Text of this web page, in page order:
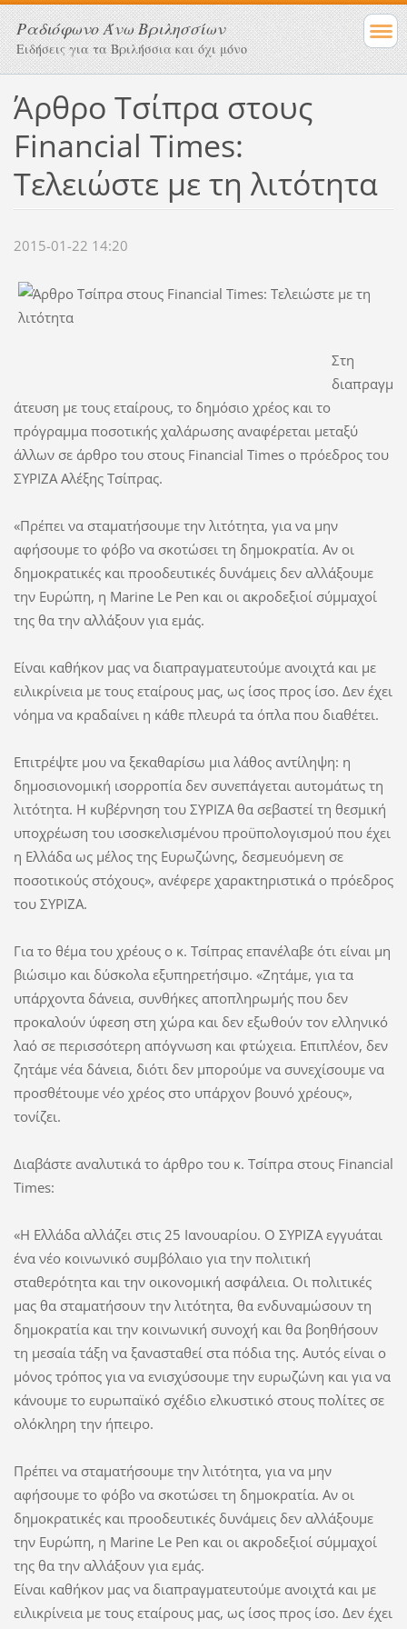
Ραδιόφωνο Άνω Βριλησσίων
Ειδήσεις για τα Βριλήσσια και όχι μόνο
Άρθρο Τσίπρα στους
Financial Times:
Τελειώστε με τη λιτότητα
2015-01-22 14:20
Στη
διαπραγμ
άτευση με τους εταίρους, το δημόσιο χρέος και το
πρόγραμμα ποσοτικής χαλάρωσης αναφέρεται μεταξύ
άλλων σε άρθρο του στους Financial Times ο πρόεδρος του
ΣΥΡΙΖΑ Αλέξης Τσίπρας.
«Πρέπει να σταματήσουμε την λιτότητα, για να μην
αφήσουμε το φόβο να σκοτώσει τη δημοκρατία. Αν οι
δημοκρατικές και προοδευτικές δυνάμεις δεν αλλάξουμε
την Ευρώπη, η Marine Le Pen και οι ακροδεξιοί σύμμαχοί
της θα την αλλάξουν για εμάς.
Είναι καθήκον μας να διαπραγματευτούμε ανοιχτά και με
ειλικρίνεια με τους εταίρους μας, ως ίσος προς ίσο. Δεν έχει
νόημα να κραδαίνει η κάθε πλευρά τα όπλα που διαθέτει.
Επιτρέψτε μου να ξεκαθαρίσω μια λάθος αντίληψη: η
δημοσιονομική ισορροπία δεν συνεπάγεται αυτομάτως τη
λιτότητα. Η κυβέρνηση του ΣΥΡΙΖΑ θα σεβαστεί τη θεσμική
υποχρέωση του ισοσκελισμένου προϋπολογισμού που έχει
η Ελλάδα ως μέλος της Ευρωζώνης, δεσμευόμενη σε
ποσοτικούς στόχους», ανέφερε χαρακτηριστικά ο πρόεδρος
του ΣΥΡΙΖΑ.
Για το θέμα του χρέους ο κ. Τσίπρας επανέλαβε ότι είναι μη
βιώσιμο και δύσκολα εξυπηρετήσιμο. «Ζητάμε, για τα
υπάρχοντα δάνεια, συνθήκες αποπληρωμής που δεν
προκαλούν ύφεση στη χώρα και δεν εξωθούν τον ελληνικό
λαό σε περισσότερη απόγνωση και φτώχεια. Επιπλέον, δεν
ζητάμε νέα δάνεια, διότι δεν μπορούμε να συνεχίσουμε να
προσθέτουμε νέο χρέος στο υπάρχον βουνό χρέους»,
τονίζει.
Διαβάστε αναλυτικά το άρθρο του κ. Τσίπρα στους Financial
Times:
«Η Ελλάδα αλλάζει στις 25 Ιανουαρίου. Ο ΣΥΡΙΖΑ εγγυάται
ένα νέο κοινωνικό συμβόλαιο για την πολιτική
σταθερότητα και την οικονομική ασφάλεια. Οι πολιτικές
μας θα σταματήσουν την λιτότητα, θα ενδυναμώσουν τη
δημοκρατία και την κοινωνική συνοχή και θα βοηθήσουν
τη μεσαία τάξη να ξανασταθεί στα πόδια της. Αυτός είναι ο
μόνος τρόπος για να ενισχύσουμε την ευρωζώνη και για να
κάνουμε το ευρωπαϊκό σχέδιο ελκυστικό στους πολίτες σε
ολόκληρη την ήπειρο.
Πρέπει να σταματήσουμε την λιτότητα, για να μην
αφήσουμε το φόβο να σκοτώσει τη δημοκρατία. Αν οι
δημοκρατικές και προοδευτικές δυνάμεις δεν αλλάξουμε
την Ευρώπη, η Marine Le Pen και οι ακροδεξιοί σύμμαχοί
της θα την αλλάξουν για εμάς.
Είναι καθήκον μας να διαπραγματευτούμε ανοιχτά και με
ειλικρίνεια με τους εταίρους μας, ως ίσος προς ίσο. Δεν έχει